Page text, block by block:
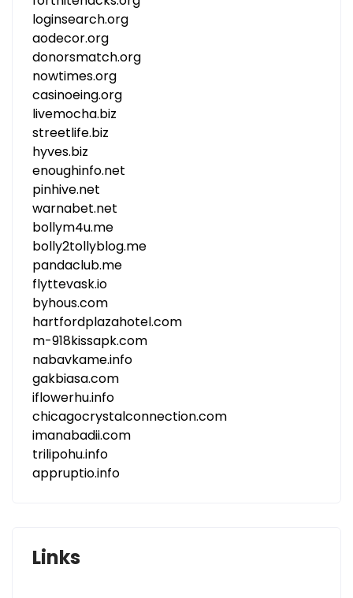
loginsearch.org
aodecor.org
donorsmatch.org
nowtimes.org
casinoeing.org
livemocha.biz
streetlife.biz
hyves.biz
enoughinfo.net
pinhive.net
warnabet.net
bollym4u.me
bolly2tollyblog.me
pandaclub.me
flyttevask.io
byhous.com
hartfordplazahotel.com
m-918kissapk.com
nabavkame.info
gakbiasa.com
iflowerhu.info
chicagocrystalconnection.com
imanabadii.com
trilipohu.info
appruptio.info
Links